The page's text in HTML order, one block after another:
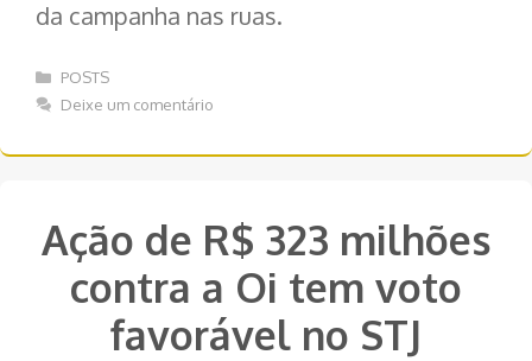
da campanha nas ruas.
Categorias
POSTS
Deixe um comentário
Ação de R$ 323 milhões
contra a Oi tem voto
favorável no STJ